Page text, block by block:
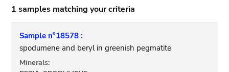
1 samples matching your criteria
Sample n°18578 :
spodumene and beryl in greenish pegmatite
Minerals: